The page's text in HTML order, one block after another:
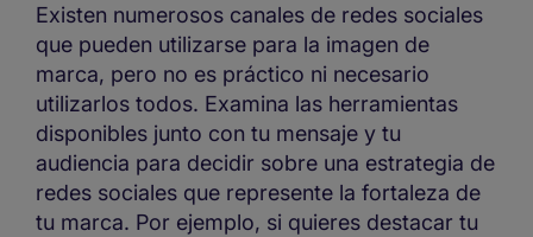
Existen numerosos canales de redes sociales
que pueden utilizarse para la imagen de
marca, pero no es práctico ni necesario
utilizarlos todos. Examina las herramientas
disponibles junto con tu mensaje y tu
audiencia para decidir sobre una estrategia de
redes sociales que represente la fortaleza de
tu marca. Por ejemplo, si quieres destacar tu